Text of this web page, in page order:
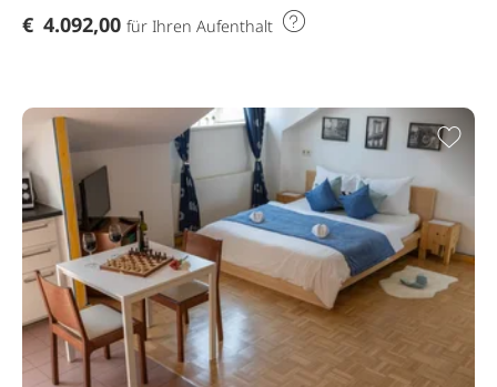
€ 4.092,00 für Ihren Aufenthalt